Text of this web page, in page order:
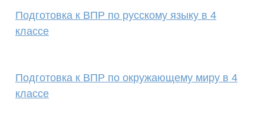
Подготовка к ВПР по русскому языку в 4
классе
Подготовка к ВПР по окружающему миру в 4
классе